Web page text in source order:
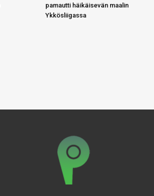
pamautti häikäisevän maalin
Ykkösliigassa